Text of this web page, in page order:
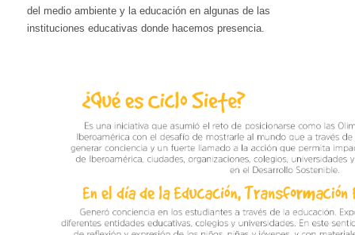
del medio ambiente y la educación en algunas de las
instituciones educativas donde hacemos presencia.